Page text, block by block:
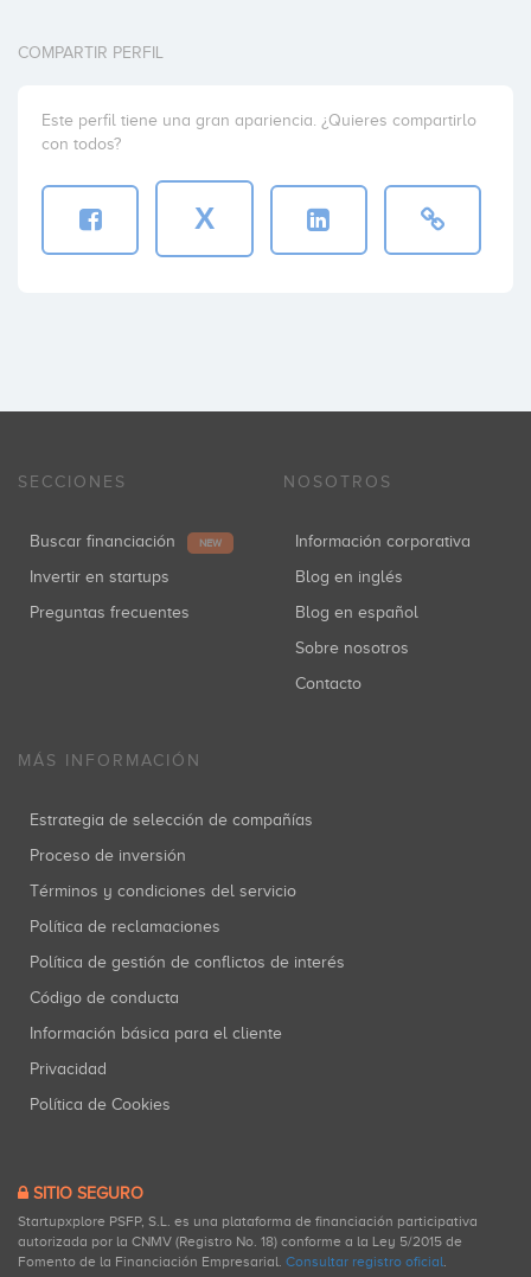
COMPARTIR PERFIL
Este perfil tiene una gran apariencia. ¿Quieres compartirlo
con todos?
X
SECCIONES
Buscar financiación NEW
Invertir en startups
Preguntas frecuentes
NOSOTROS
Información corporativa
Blog en inglés
Blog en español
Sobre nosotros
Contacto
MÁS INFORMACIÓN
Estrategia de selección de compañías
Proceso de inversión
Términos y condiciones del servicio
Política de reclamaciones
Política de gestión de conflictos de interés
Código de conducta
Información básica para el cliente
Privacidad
Política de Cookies
SITIO SEGURO
Startupxplore PSFP, S.L. es una plataforma de financiación participativa
autorizada por la CNMV (Registro No. 18) conforme a la Ley 5/2015 de
Fomento de la Financiación Empresarial. Consultar registro oficial.